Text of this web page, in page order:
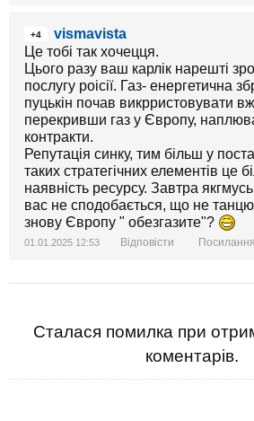
+4
vismavista
Це тобі так хочецця.
Цього разу ваш карлік нарешті
послугу роісії. Газ- енергетична
пуцькін почав викрристовувати
перекривши газ у Європу,
контракти.
Репутація синку, тим більш у
таких стратегічних елементів це
наявність ресурсу. Завтра
вас не сподобається, що не
знову Європу " обезгазите"?
01.01.2025 12:53 Відповісти Посилання
Сталася помилка при
коментарів.